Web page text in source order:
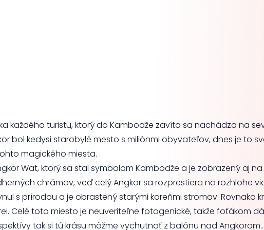
každého turistu, ktorý do Kambodže zavíta sa nachádza na
bol kedysi starobylé mesto s miliónmi obyvateľov, dnes je to
magického miesta.
Wat, ktorý sa stal symbolom Kambodže a je zobrazený aj
chrámov, veď celý Angkor sa rozprestiera na rozhlohe
s prírodou a je obrastený starými koreňmi stromov. Rovnako
Celé toto miesto je neuveriteľne fotogenické, takže foťákom
tak si tú krásu môžme vychutnať z balónu nad